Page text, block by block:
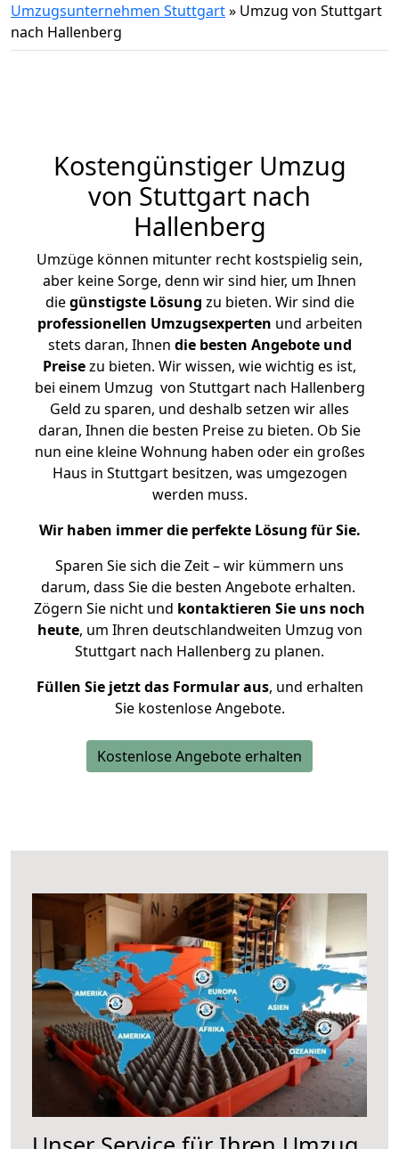
Umzugsunternehmen Stuttgart» Umzug von Stuttgart
nach Hallenberg
Kostengünstiger Umzug
von Stuttgart nach
Hallenberg
Umzüge können mitunter recht kostspielig sein,
aber keine Sorge, denn wir sind hier, um Ihnen
diegünstigste Lösung zu bieten. Wir sind die
professionellen Umzugsexperten und arbeiten
stets daran, Ihnen die besten Angebote und
Preisezu bieten. Wir wissen, wie wichtig es ist,
bei einem Umzug von Stuttgart nach Hallenberg
Geld zu sparen, und deshalb setzen wir alles
daran, Ihnen die besten Preise zu bieten. Ob Sie
nun eine kleine Wohnung haben oder ein großes
Haus in Stuttgart besitzen, was umgezogen
werden muss.
Wir haben immer die perfekte Lösung für Sie.
Sparen Sie sich die Zeit – wir kümmern uns
darum, dass Sie die besten Angebote erhalten.
Zögern Sie nicht und kontaktieren Sie uns noch
heute, um Ihren deutschlandweiten Umzug von
Stuttgart nach Hallenberg zu planen.
Füllen Sie jetzt das Formular aus, und erhalten
Sie kostenlose Angebote.
Kostenlose Angebote erhalten